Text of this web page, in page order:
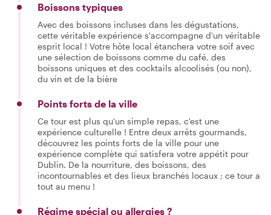
Boissons typiques
Avec des boissons incluses dans les dégustations,
cette véritable expérience s'accompagne d'un véritable
esprit local ! Votre hôte local étanchera votre soif avec
une sélection de boissons comme du café, des
boissons uniques et des cocktails alcoolisés (ou non),
du vin et de la bière
Points forts de la ville
Ce tour est plus qu'un simple repas, c'est une
expérience culturelle ! Entre deux arrêts gourmands,
découvrez les points forts de la ville pour une
expérience complète qui satisfera votre appétit pour
Dublin. De la nourriture, des boissons, des
incontournables et des lieux branchés locaux ; ce tour a
tout au menu !
Régime spécial ou allergies ?